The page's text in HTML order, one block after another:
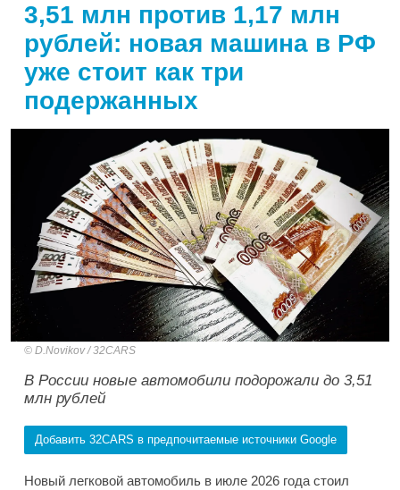
3,51 млн против 1,17 млн
рублей: новая машина в РФ
уже стоит как три
подержанных
D.Novikov / 32CARS
В России новые автомобили подорожали до 3,51
млн рублей
Добавить 32CARS в предпочитаемые источники Google
Новый легковой автомобиль в июле 2026 года стоил